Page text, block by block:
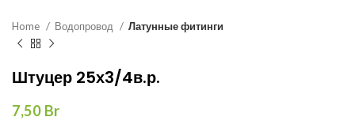
Home Водопровод Латунные фитинги
Штуцер 25х3/4в.р.
7,50 Br